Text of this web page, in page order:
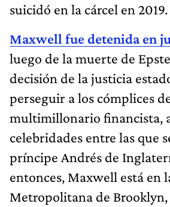
suicidó en la cárcel en 2019.
Maxwell fue detenida en
luego de la muerte de
decisión de la justicia
perseguir a los cómplices
multimillonario financista,
celebridades entre las que
príncipe Andrés de
entonces, Maxwell está en
Metropolitana de